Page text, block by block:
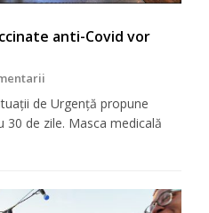
anti-Covid vor
de Urgență propune
30 de zile. Masca medicală